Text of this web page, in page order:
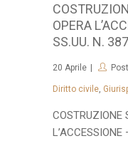
OPERA
SS.UU. N.
20 Aprile
Diritto civile
COSTRUZIONE